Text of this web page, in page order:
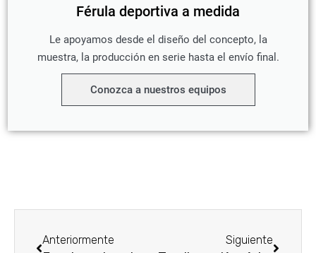
Férula deportiva a medida
Le apoyamos desde el diseño del concepto, la
muestra, la producción en serie hasta el envío final.
Conozca a nuestros equipos
Anteriormente Siguiente